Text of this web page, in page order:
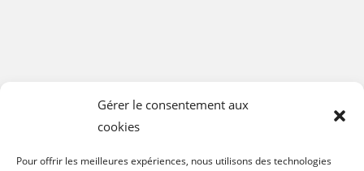
Gérer le consentement aux
cookies
Pour offrir les meilleures expériences, nous utilisons des technologies